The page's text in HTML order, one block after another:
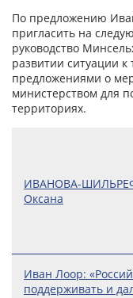
По предложению
пригласить на
руководство
развитии ситуации
предложениями о
министерством для
территориях.
ИВАНОВА-
Оксана
Иван Лоор:
поддерживать и